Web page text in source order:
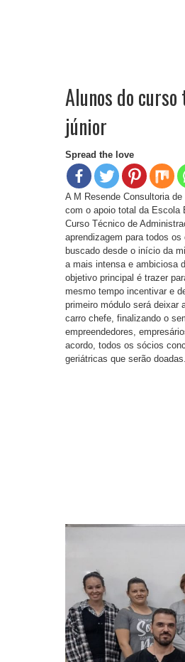
Alunos do
júnior
Spread the love
A M Resende Consultoria
com o apoio total da Escola
Curso Técnico de
aprendizagem para todos
buscado desde o início da
a mais intensa e ambiciosa
objetivo principal é trazer
mesmo tempo incentivar e
primeiro módulo será deixar
carro chefe, finalizando o
empreendedores,
acordo, todos os sócios
geriátricas que serão doadas.